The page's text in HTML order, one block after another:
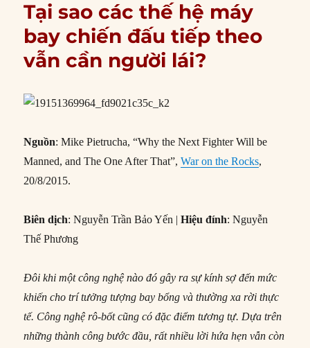
Tại sao các thế hệ máy
bay chiến đấu tiếp theo
vẫn cần người lái?
Nguồn: Mike Pietrucha, “Why the Next Fighter Will be
Manned, and The One After That”,War on the Rocks,
20/8/2015.
Biên dịch: Nguyễn Trần Bảo Yến |Hiệu đính: Nguyễn
Thế Phương
Đôi khi một công nghệ nào đó gây ra sự kính sợ đến mức
khiến cho trí tưởng tượng bay bổng và thường xa rời thực
tế. Công nghệ rô-bốt cũng có đặc điểm tương tự. Dựa trên
những thành công bước đầu, rất nhiều lời hứa hẹn vẫn còn